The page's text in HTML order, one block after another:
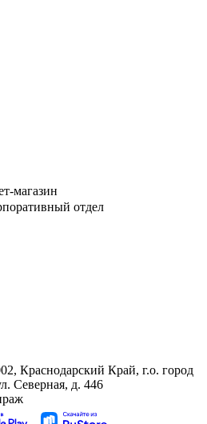
магазин
отдел
Краснодарский Край, г.о. город
Северная, д. 446